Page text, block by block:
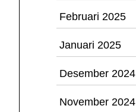
Februari 2025
Januari 2025
Desember 2024
November 2024